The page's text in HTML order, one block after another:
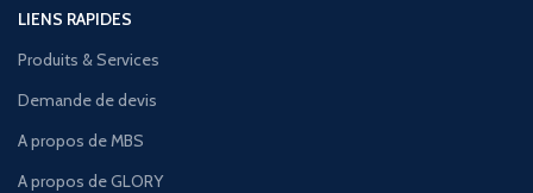
LIENS RAPIDES
Produits & Services
Demande de devis
A propos de MBS
A propos de GLORY